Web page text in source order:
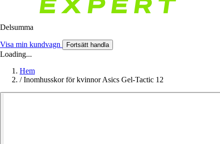
Delsumma
Visa min kundvagn Fortsätt handla
Loading...
Hem
/ Inomhusskor för kvinnor Asics Gel-Tactic 12